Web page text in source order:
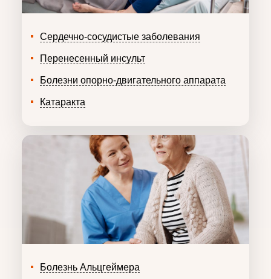
Сердечно-сосудистые заболевания
Перенесенный инсульт
Болезни опорно-двигательного аппарата
Катаракта
Болезнь Альцгеймера